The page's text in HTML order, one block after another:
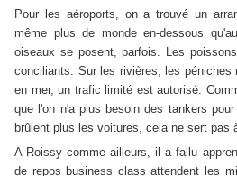
Pour les aéroports, on a trouvé un
même plus de monde en-dessous
oiseaux se posent, parfois. Les
conciliants. Sur les rivières, les péniches
en mer, un trafic limité est autorisé.
que l'on n'a plus besoin des tankers
brûlent plus les voitures, cela ne sert pas
A Roissy comme ailleurs, il a fallu
de repos business class attendent les